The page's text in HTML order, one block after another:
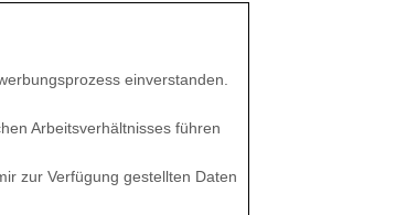
einverstanden.
Arbeitsverhältnisses führen
zur Verfügung gestellten Daten